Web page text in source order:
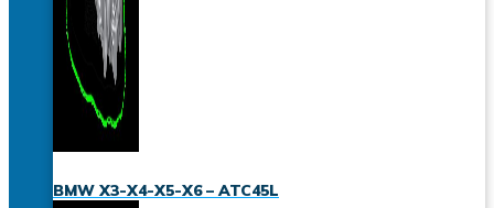
BMW X3-X4-X5-X6 – ATC45L